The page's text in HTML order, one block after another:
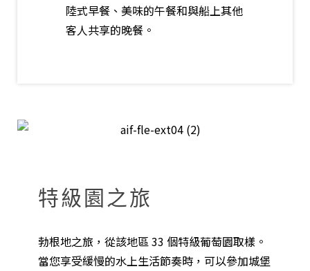
陸式早餐、美味的午餐和與船上其他
客人共享的晚餐。
特級園之旅
勃根地之旅，從該地區 33 個特級葡萄園取樣。
當您享受緩慢的水上生活節奏時，可以參加城堡